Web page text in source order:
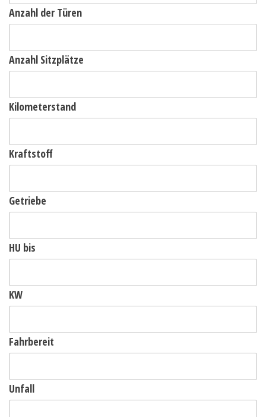
Anzahl der Türen
Anzahl Sitzplätze
Kilometerstand
Kraftstoff
Getriebe
HU bis
KW
Fahrbereit
Unfall